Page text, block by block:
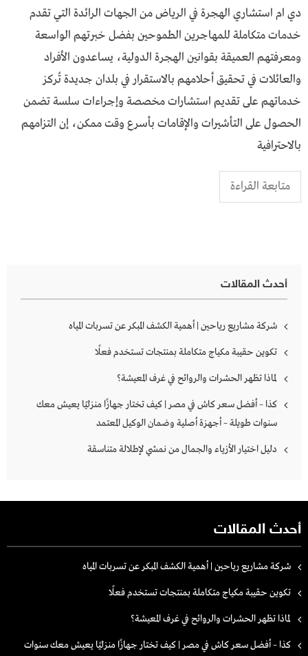
دي ام استشاري الهجرة في الرياض من الجهات الرائدة التي تقدم
خدمات متكاملة للمهاجرين الطموحين بفضل خبرتهم الواسعة
ومعرفتهم العميقة بقوانين الهجرة الدولية، يساعدون الأفراد
والعائلات في تحقيق أحلامهم بالاستقرار في بلدان جديدة تُركز
خدماتهم على تقديم استشارات مخصصة وإجراءات سلسة تضمن
الحصول على التأشيرات والإقامات بأسرع وقت ممكن، إن التزامهم
بالاحترافية
متابعة القراءة
أحدث المقالات
شركة مشاريع رياحين | أهمية الكشف المبكر عن تسربات المياه
تكوين حقيبة مكياج متكاملة بمنتجات تستخدم فعلًا
لماذا تظهر الحشرات والروائح في غرف المعيشة؟
كذا – أفضل سعر كاش في مصر | كيف تختار جهازًا منزليًا يعيش معك
سنوات طويلة – أجهزة أصلية وضمان الوكيل المعتمد
دليل اختيار الأزياء والجمال من نمشي لإطلالة متناسقة
أحدث المقالات
شركة مشاريع رياحين | أهمية الكشف المبكر عن تسربات المياه
تكوين حقيبة مكياج متكاملة بمنتجات تستخدم فعلًا
لماذا تظهر الحشرات والروائح في غرف المعيشة؟
كذا – أفضل سعر كاش في مصر | كيف تختار جهازًا منزليًا يعيش معك سنوات